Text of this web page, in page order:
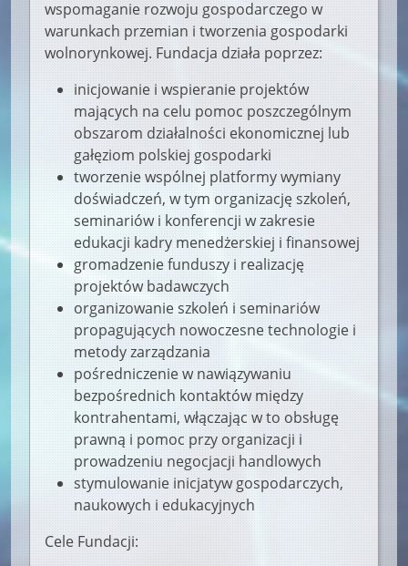
wspomaganie rozwoju gospodarczego w
warunkach przemian i tworzenia gospodarki
wolnorynkowej. Fundacja działa poprzez:
inicjowanie i wspieranie projektów
mających na celu pomoc poszczególnym
obszarom działalności ekonomicznej lub
gałęziom polskiej gospodarki
tworzenie wspólnej platformy wymiany
doświadczeń, w tym organizację szkoleń,
seminariów i konferencji w zakresie
edukacji kadry menedżerskiej i finansowej
gromadzenie funduszy i realizację
projektów badawczych
organizowanie szkoleń i seminariów
propagujących nowoczesne technologie i
metody zarządzania
pośredniczenie w nawiązywaniu
bezpośrednich kontaktów między
kontrahentami, włączając w to obsługę
prawną i pomoc przy organizacji i
prowadzeniu negocjacji handlowych
stymulowanie inicjatyw gospodarczych,
naukowych i edukacyjnych
Cele Fundacji: